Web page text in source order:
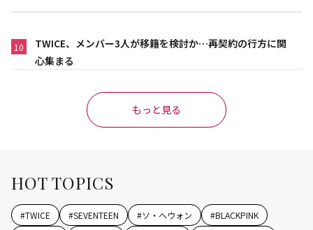
10
TWICE、メンバー3人が移籍を検討か…再契約の行方に関
心集まる
もっと見る
HOT TOPICS
#TWICE #SEVENTEEN #ソ・ヘウォン #BLACKPINK